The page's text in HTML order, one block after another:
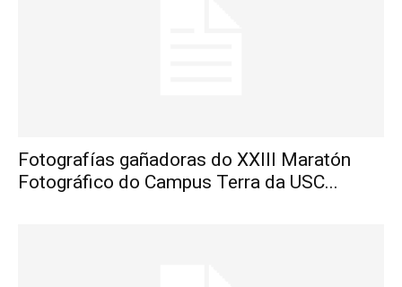
Fotografías gañadoras do XXIII Maratón
Fotográfico do Campus Terra da USC...